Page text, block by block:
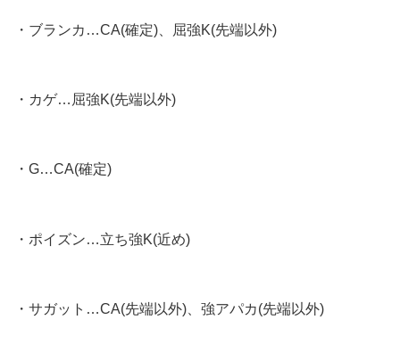
・ブランカ…CA(確定)、屈強K(先端以外)
・カゲ…屈強K(先端以外)
・G…CA(確定)
・ポイズン…立ち強K(近め)
・サガット…CA(先端以外)、強アパカ(先端以外)